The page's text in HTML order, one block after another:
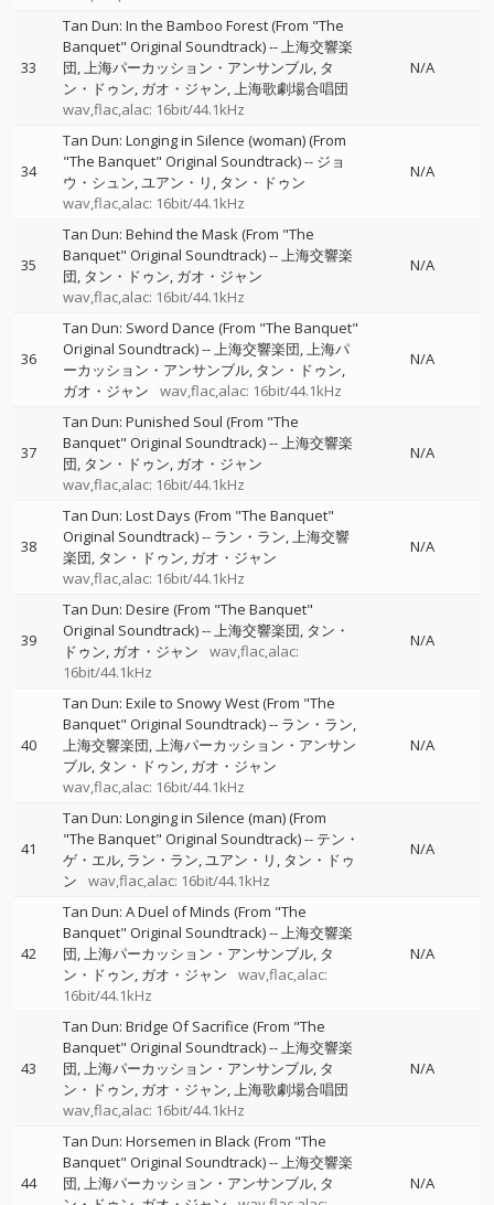
33
Tan Dun: In the Bamboo Forest (From "The
Banquet" Original Soundtrack)--上海交響楽
団 上海パーカッション・アンサンブル タ
ン・ドゥン ガオ・ジャン 上海歌劇場合唱団
wav,flac,alac: 16bit/44.1kHz
N/A
34
Tan Dun: Longing in Silence (woman) (From
"The Banquet" Original Soundtrack)-- ジョ
ウ・シュン ユアン・リ タン・ドゥン
wav,flac,alac: 16bit/44.1kHz
N/A
35
Tan Dun: Behind the Mask (From "The
Banquet" Original Soundtrack)--上海交響楽
団 タン・ドゥン ガオ・ジャン
wav,flac,alac: 16bit/44.1kHz
N/A
36
Tan Dun: Sword Dance (From "The Banquet"
Original Soundtrack)--上海交響楽団 上海パ
ーカッション・アンサンブル タン・ドゥン
ガオ・ジャン
wav,flac,alac: 16bit/44.1kHz
N/A
37
Tan Dun: Punished Soul (From "The
Banquet" Original Soundtrack)--上海交響楽
団 タン・ドゥン ガオ・ジャン
wav,flac,alac: 16bit/44.1kHz
N/A
38
Tan Dun: Lost Days (From "The Banquet"
Original Soundtrack)-- ラン・ラン 上海交響
楽団 タン・ドゥン ガオ・ジャン
wav,flac,alac: 16bit/44.1kHz
N/A
39
Tan Dun: Desire (From "The Banquet"
Original Soundtrack)--上海交響楽団 タン・
ドゥン ガオ・ジャン
wav,flac,alac:
16bit/44.1kHz
N/A
40
Tan Dun: Exile to Snowy West (From "The
Banquet" Original Soundtrack)-- ラン・ラン
上海交響楽団 上海パーカッション・アンサン
ブル タン・ドゥン ガオ・ジャン
wav,flac,alac: 16bit/44.1kHz
N/A
41
Tan Dun: Longing in Silence (man) (From
"The Banquet" Original Soundtrack)-- テン・
ゲ・エル ラン・ラン ユアン・リ タン・ドゥ
ン
wav,flac,alac: 16bit/44.1kHz
N/A
42
Tan Dun: A Duel of Minds (From "The
Banquet" Original Soundtrack)--上海交響楽
団 上海パーカッション・アンサンブル タ
ン・ドゥン ガオ・ジャン
wav,flac,alac:
16bit/44.1kHz
N/A
43
Tan Dun: Bridge Of Sacrifice (From "The
Banquet" Original Soundtrack)--上海交響楽
団 上海パーカッション・アンサンブル タ
ン・ドゥン ガオ・ジャン 上海歌劇場合唱団
wav,flac,alac: 16bit/44.1kHz
N/A
44
Tan Dun: Horsemen in Black (From "The
Banquet" Original Soundtrack)--上海交響楽
団 上海パーカッション・アンサンブル タ
N/A